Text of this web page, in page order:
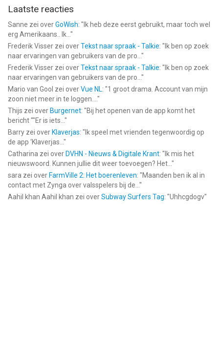
Laatste reacties
Sanne zei overGoWish: " Ik heb deze eerst gebruikt, maar toch wel
erg Amerikaans.. Ik... "
Frederik Visser zei overTekst naar spraak - Talkie: " Ik ben op zoek
naar ervaringen van gebruikers van de pro... "
Frederik Visser zei overTekst naar spraak - Talkie: " Ik ben op zoek
naar ervaringen van gebruikers van de pro... "
Mario van Gool zei overVue NL: "1 groot drama. Account van mijn
zoon niet meer in te loggen.... "
Thijs zei over Burgernet: "Bij het openen van de app komt het
bericht ""Er is iets... "
Barry zei over Klaverjas: " Ik speel met vrienden tegenwoordig op
de app ‘Klaverjas... "
Catharina zei over DVHN - Nieuws & Digitale Krant: " Ik mis het
nieuwswoord. Kunnen jullie dit weer toevoegen? Het... "
sara zei over FarmVille 2: Het boerenleven: "Maanden ben ik al in
contact met Zynga over valsspelers bij de... "
Aahil khan Aahil khan zei overSubway Surfers Tag: "Uhhcgdogv"